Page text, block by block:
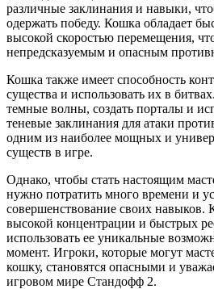
различные заклинания и навыки,
одержать победу. Кошка обладает
высокой скоростью перемещения,
непредсказуемым и опасным
Кошка также имеет способность
существа и использовать их в
темные волны, создать порталы и
теневые заклинания для атаки
одним из наиболее мощных и
существ в игре.
Однако, чтобы стать настоящим
нужно потратить много времени и
совершенствование своих навыков.
высокой концентрации и быстрых
использовать ее уникальные
момент. Игроки, которые могут
кошку, становятся опасными и
игровом мире Стандофф 2.